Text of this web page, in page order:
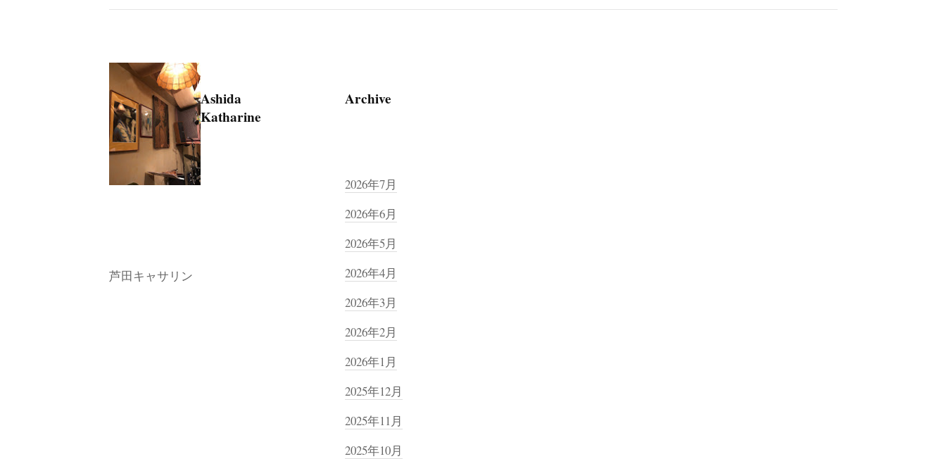
Ashida
Katharine
芦田キャサリン
Archive
2026年7月
2026年6月
2026年5月
2026年4月
2026年3月
2026年2月
2026年1月
2025年12月
2025年11月
2025年10月